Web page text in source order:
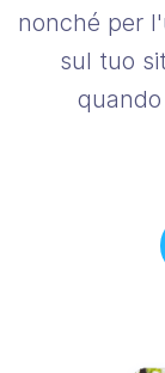
nonché per
sul tuo